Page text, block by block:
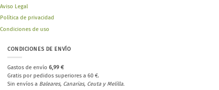
Aviso Legal
Política de privacidad
Condiciones de uso
CONDICIONES DE ENVÍO
Gastos de envío 6,99 €
Gratis por pedidos superiores a 60 €.
Sin envíos a Baleares, Canarias, Ceuta y Melilla.